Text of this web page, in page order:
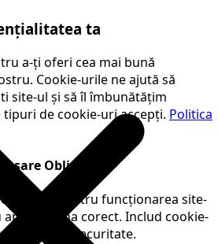
ta
a-ți oferi cea mai bună
Cookie-urile ne ajută să
site-ul și să îl îmbunătățim
de cookie-uri accepți. Politica
Obligatorii
pentru funcționarea site-
ar funcționa corect. Includ cookie-
și securitate.